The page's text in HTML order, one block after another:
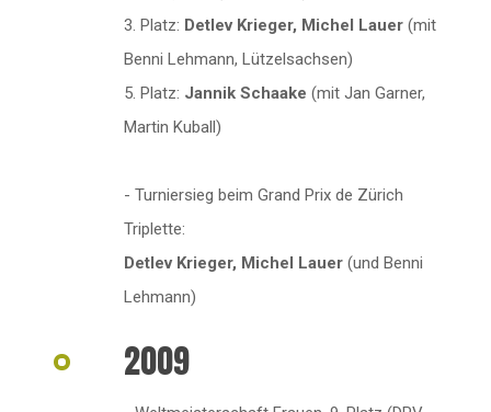
3. Platz: Detlev Krieger, Michel Lauer (mit
Benni Lehmann, Lützelsachsen)
5. Platz: Jannik Schaake (mit Jan Garner,
Martin Kuball)
- Turniersieg beim Grand Prix de Zürich
Triplette:
Detlev Krieger, Michel Lauer (und Benni
Lehmann)
2009